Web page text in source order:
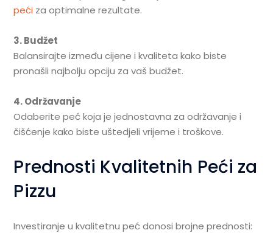
peći za optimalne rezultate.
3. Budžet
Balansirajte između cijene i kvaliteta kako biste
pronašli najbolju opciju za vaš budžet.
4. Održavanje
Odaberite peć koja je jednostavna za održavanje i
čišćenje kako biste uštedjeli vrijeme i troškove.
Prednosti Kvalitetnih Peći za
Pizzu
Investiranje u kvalitetnu peć donosi brojne prednosti: